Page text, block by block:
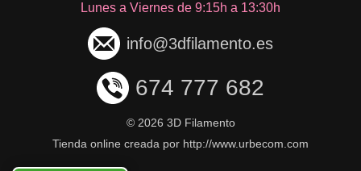
Lunes a Viernes de 9:15h a 13:30h
info@3dfilamento.es
674 777 682
©2026 3D Filamento
Tienda online creada por http://www.urbecom.com